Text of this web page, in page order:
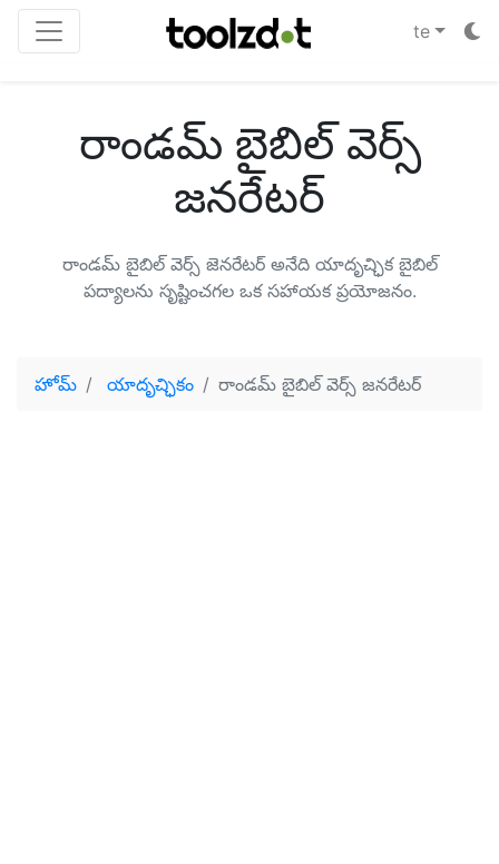
te
రాండమ్ బైబిల్ వెర్స్
జనరేటర్
రాండమ్ బైబిల్ వెర్స్ జెనరేటర్ అనేది యాదృచ్ఛిక బైబిల్
పద్యాలను సృష్టించగల ఒక సహాయక ప్రయోజనం.
హోమ్ యాదృచ్ఛికం రాండమ్ బైబిల్ వెర్స్ జనరేటర్